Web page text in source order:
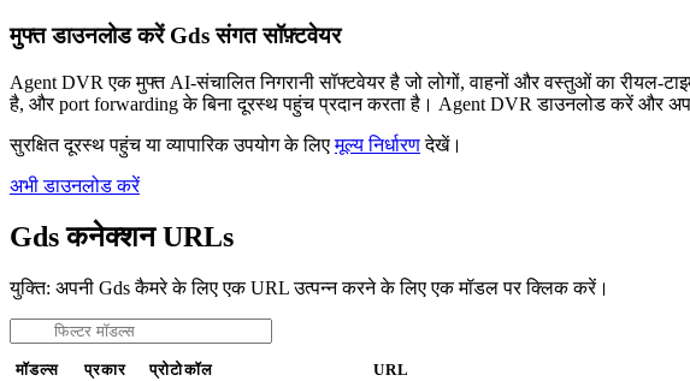
मुफ्त डाउनलोड करें Gds संगत सॉफ़्टवेयर
Agent DVR एक मुफ्त AI-संचालित निगरानी सॉफ्टवेयर है जो लोगों, वाहनों और वस्तुओं का रीयल-
है, और port forwarding के बिना दूरस्थ पहुंच प्रदान करता है। Agent DVR डाउनलोड करें और
सुरक्षित दूरस्थ पहुंच या व्यापारिक उपयोग के लिएमूल्य निर्धारणदेखें।
अभी डाउनलोड करें
Gds कनेक्शन URLs
युक्ति: अपनी Gds कैमरे के लिए एक URL उत्पन्न करने के लिए एक मॉडल पर क्लिक करें।
मॉडल्स प्रकार प्रोटोकॉल URL